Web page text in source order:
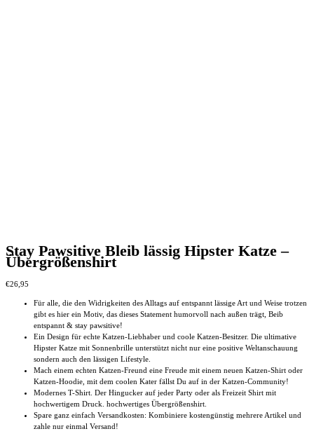
Stay Pawsitive Bleib lässig Hipster Katze –
Übergrößenshirt
€26,95
Für alle, die den Widrigkeiten des Alltags auf entspannt lässige Art und Weise trotzen
gibt es hier ein Motiv, das dieses Statement humorvoll nach außen trägt, Beib
entspannt & stay pawsitive!
Ein Design für echte Katzen-Liebhaber und coole Katzen-Besitzer. Die ultimative
Hipster Katze mit Sonnenbrille unterstützt nicht nur eine positive Weltanschauung
sondern auch den lässigen Lifestyle.
Mach einem echten Katzen-Freund eine Freude mit einem neuen Katzen-Shirt oder
Katzen-Hoodie, mit dem coolen Kater fällst Du auf in der Katzen-Community!
Modernes T-Shirt. Der Hingucker auf jeder Party oder als Freizeit Shirt mit
hochwertigem Druck. hochwertiges Übergrößenshirt.
Spare ganz einfach Versandkosten: Kombiniere kostengünstig mehrere Artikel und
zahle nur einmal Versand!